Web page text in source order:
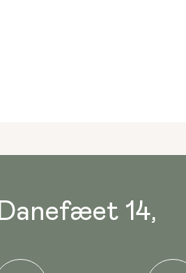
Danefæet 14,